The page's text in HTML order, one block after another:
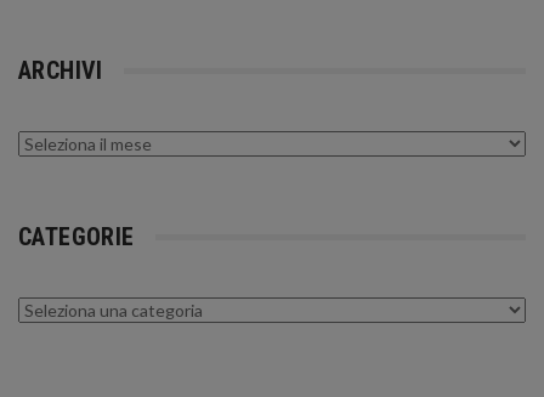
ARCHIVI
Archivi
CATEGORIE
Categorie